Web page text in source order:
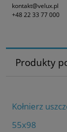
kontakt@velux.pl
+48 22 33 77 000
Produkty
Kołnierz
55x98